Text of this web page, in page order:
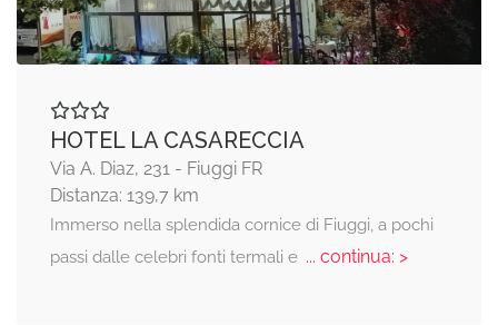
HOTEL LA CASARECCIA
Via A. Diaz, 231 - Fiuggi FR
Distanza: 139,7 km
Immerso nella splendida cornice di Fiuggi, a pochi
passi dalle celebri fonti termali e... continua: >